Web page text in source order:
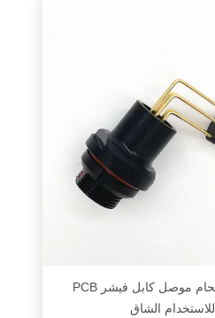
أسود نمط لحام موصل كابل فيشر PCB
للاستخدام الشاق